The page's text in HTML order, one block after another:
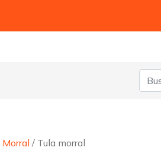
Morral / Tula morral